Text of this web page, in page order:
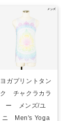
ヨガプリントタン
ク チャクラカラ
ー メンズ/ユ
ニ Men's Yoga